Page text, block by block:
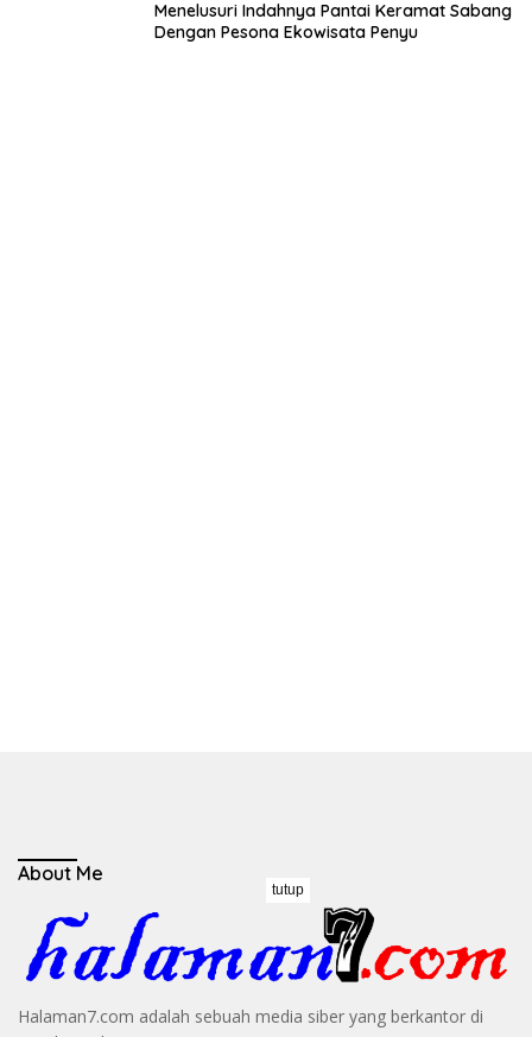
Menelusuri Indahnya Pantai Keramat Sabang
Dengan Pesona Ekowisata Penyu
About Me
Halaman7.com adalah sebuah media siber yang berkantor di
tutup